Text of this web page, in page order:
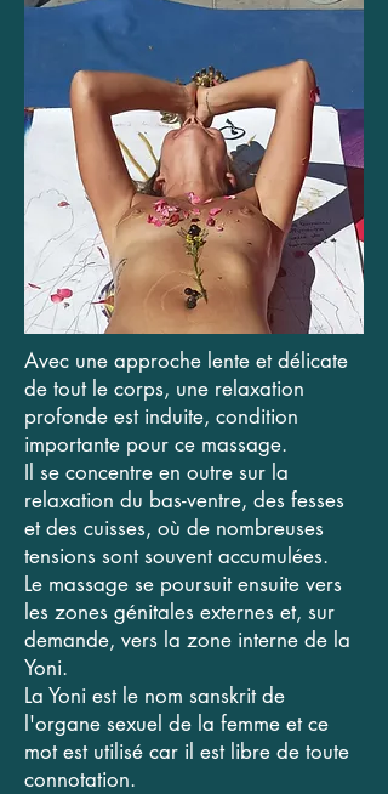
Avec une approche lente et délicate
de tout le corps, une relaxation
profonde est induite, condition
importante pour ce massage.
Il se concentre en outre sur la
relaxation du bas-ventre, des fesses
et des cuisses, où de nombreuses
tensions sont souvent accumulées.
Le massage se poursuit ensuite vers
les zones génitales externes et, sur
demande, vers la zone interne de la
Yoni.
La Yoni est le nom sanskrit de
l'organe sexuel de la femme et ce
mot est utilisé car il est libre de toute
connotation.